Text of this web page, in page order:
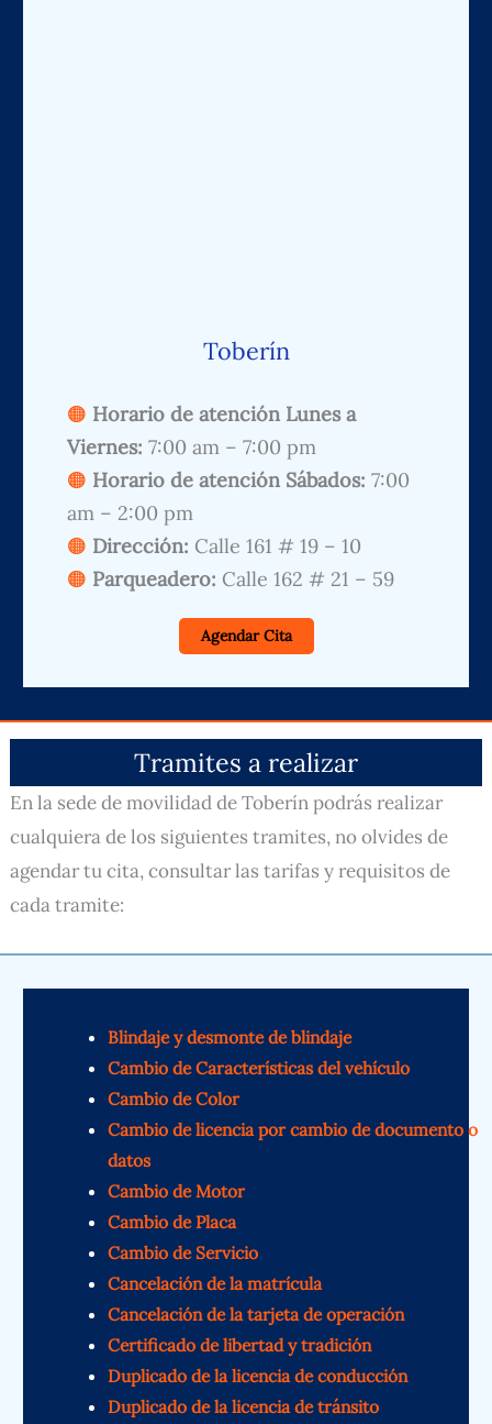
Toberín
Horario de atención Lunes a
Viernes:7:00 am – 7:00 pm
Horario de atención Sábados: 7:00
am – 2:00 pm
Dirección: Calle 161 # 19 – 10
Parqueadero: Calle 162 # 21 – 59
Agendar Cita
Tramites a realizar
En la sede de movilidad de Toberín podrás realizar
cualquiera de los siguientes tramites, no olvides de
agendar tu cita, consultar las tarifas y requisitos de
cada tramite:
Blindaje y desmonte de blindaje
Cambio de Características del vehículo
Cambio de Color
Cambio de licencia por cambio de documento o
datos
Cambio de Motor
Cambio de Placa
Cambio de Servicio
Cancelación de la matrícula
Cancelación de la tarjeta de operación
Certificado de libertad y tradición
Duplicado de la licencia de conducción
Duplicado de la licencia de tránsito